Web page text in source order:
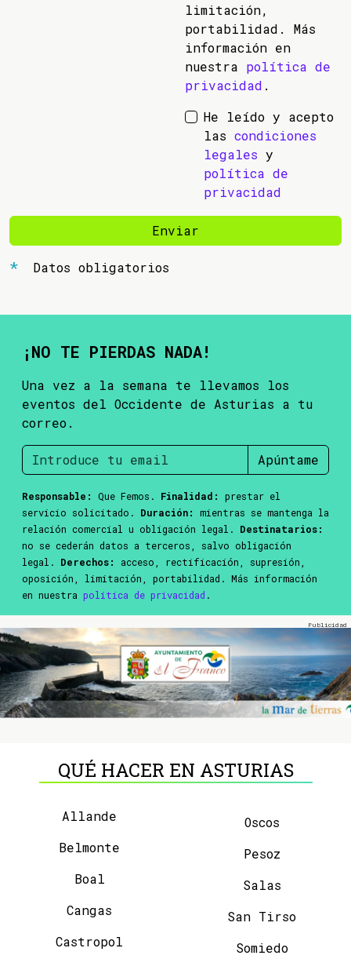
limitación,
portabilidad. Más
información en
nuestra política de
privacidad .
He leído y acepto
las condiciones
legales y
política de
privacidad
Enviar
Datos obligatorios
¡NO TE PIERDAS NADA!
Una vez a la semana te llevamos los
eventos del Occidente de Asturias a tu
correo.
Apúntame
Responsable: Que Femos. Finalidad:
prestar el
servicio solicitado. Duración:
mientras se mantenga la
relación comercial u obligación legal. Destinatarios:
no se cederán datos a terceros, salvo obligación
legal. Derechos:
acceso, rectificación, supresión,
oposición, limitación, portabilidad. Más información
en nuestra política de privacidad .
QUÉ HACER EN ASTURIAS
Allande
Belmonte
Boal
Cangas
Castropol
Oscos
Pesoz
Salas
San Tirso
Somiedo